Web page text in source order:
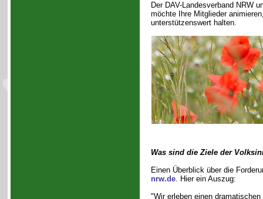
Der DAV-Landesverband NRW
möchte Ihre Mitglieder
unterstützenswert halten.
Was sind die Ziele der
Einen Überblick über die
nrw.de. Hier ein Auszug:
"Wir erleben einen dramatischen